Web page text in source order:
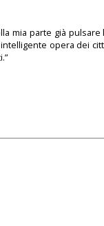
mia parte già pulsare
opera dei